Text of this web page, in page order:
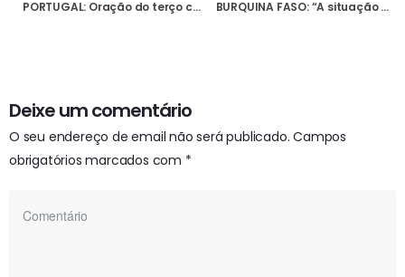
PORTUGAL: Oração do terço com as crianças “foi um sucesso”, diz directora da AIS, referindo a “importância” deste evento BURQUINA FASO: “A situação é dramática”, afirma Cardeal Philippe Ouèadraogo face à onda de violência que afecta a região
Deixe um comentário
O seu endereço de email não será publicado. Campos
obrigatórios marcados com *